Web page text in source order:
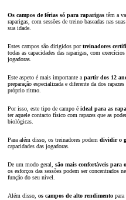
Os campos de férias só para raparigas têm a
raparigas, com sessões de treino baseadas nas
sua idade.
Estes campos são dirigidos portreinadores
todas as capacidades das raparigas, com
jogadoras.
Este aspeto é mais importante apartir dos 12
preparação especializada e diferente da dos
próprio ritmo.
Por isso, este tipo de campo é ideal para as
ter aquele contacto físico com rapazes que as
biológicas.
Para além disso, os treinadores podem dividir o
capacidades das jogadoras.
De um modo geral, são mais confortáveis para
os esforços das sessões podem ser concentrados
função do seu nível.
Além disso, os campos de alto rendimento para